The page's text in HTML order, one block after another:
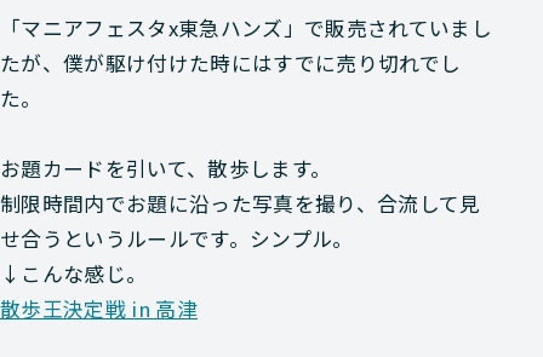
「マニアフェスタx東急ハンズ」で販売されていまし
たが、僕が駆け付けた時にはすでに売り切れでし
た。
お題カードを引いて、散歩します。
制限時間内でお題に沿った写真を撮り、合流して見
せ合うというルールです。シンプル。
↓こんな感じ。
散歩王決定戦 in 高津